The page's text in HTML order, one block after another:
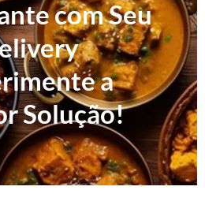
com Seu
a
Solução!